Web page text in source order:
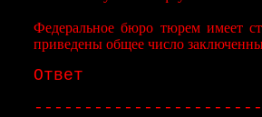
Федеральное бюро тюрем имеет
приведены общее число
Ответ